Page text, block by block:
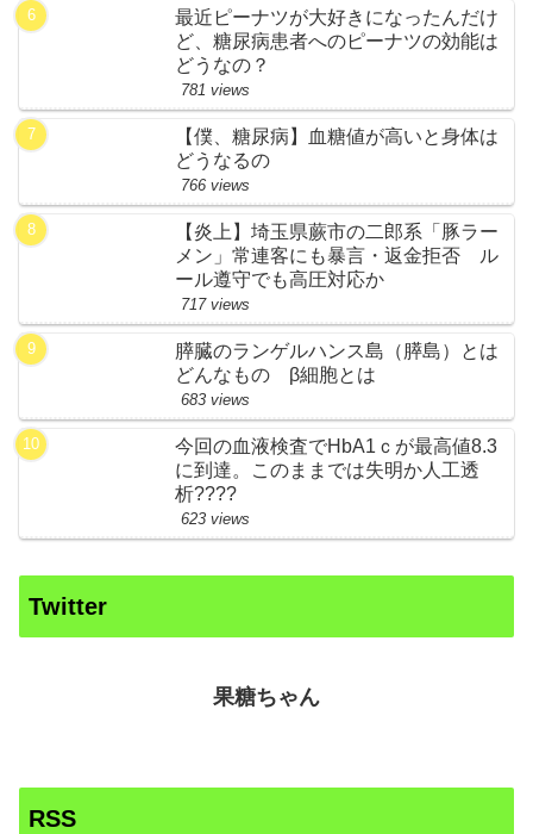
最近ピーナツが大好きになったんだけ
ど、糖尿病患者へのピーナツの効能は
どうなの？
781 views
【僕、糖尿病】血糖値が高いと身体は
どうなるの
766 views
【炎上】埼玉県蕨市の二郎系「豚ラー
メン」常連客にも暴言・返金拒否 ル
ール遵守でも高圧対応か
717 views
膵臓のランゲルハンス島（膵島）とは
どんなもの β細胞とは
683 views
今回の血液検査でHbA1ｃが最高値8.3
に到達。このままでは失明か人工透
析????
623 views
Twitter
果糖ちゃん
RSS